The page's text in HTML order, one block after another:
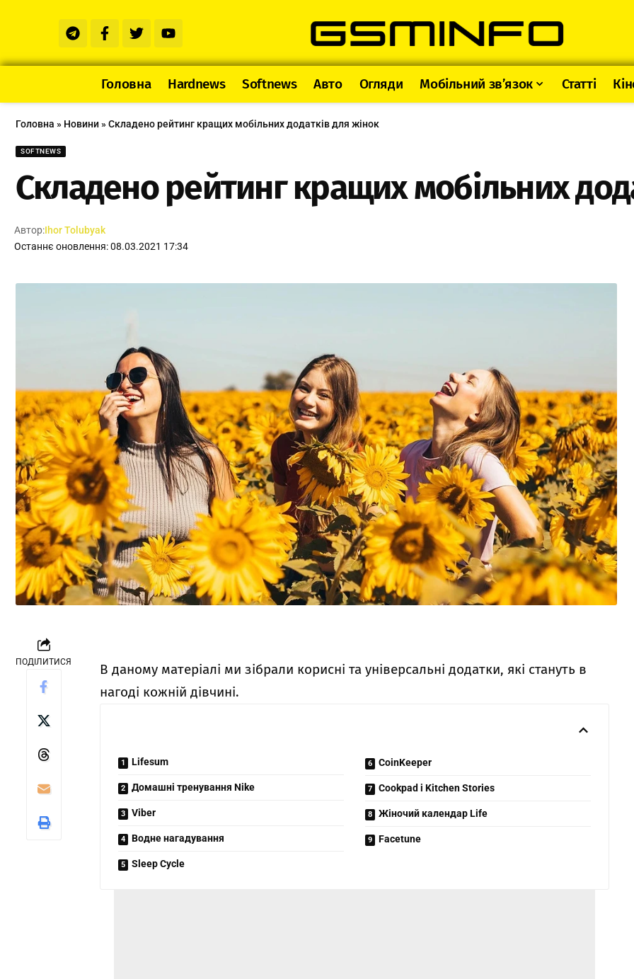
Головна Hardnews Softnews Авто Огляди Мобільний зв’язок Статті
Головна » Новини»Складено рейтинг кращих мобільних додатків для жінок
SOFTNEWS
Складено рейтинг кращих мобільних
Останнє оновлення: 08.03.2021 17:34
Автор:Ihor Tolubyak
ПОДІЛИТИСЯ
В даному матеріалі ми зібрали корисні та універсальні додатки, які стануть в
нагоді кожній дівчині.
Lifesum
Домашні тренування Nike
Viber
Водне нагадування
Sleep Cycle
CoinKeeper
Cookpad і Kitchen Stories
Жіночий календар Life
Facetune